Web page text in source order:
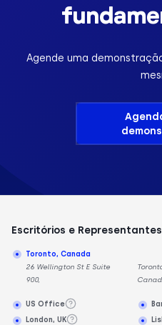
Agende uma
Escritórios e Representantes
Toronto, Canada
26 Wellington St E Suite
900,
US Office
London, UK